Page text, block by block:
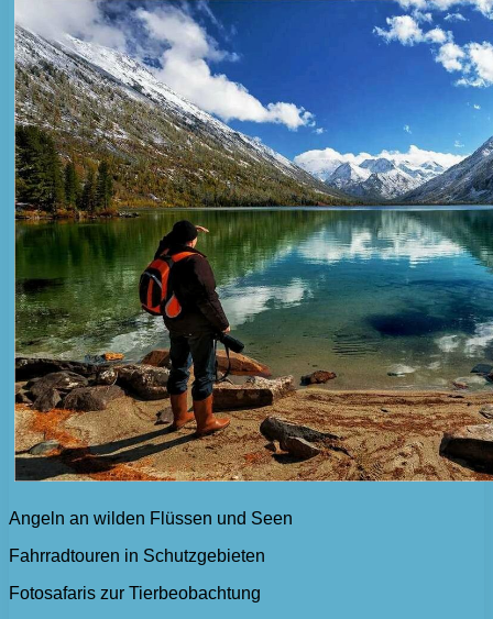
Angeln an wilden Flüssen und Seen
Fahrradtouren in Schutzgebieten
Fotosafaris zur Tierbeobachtung